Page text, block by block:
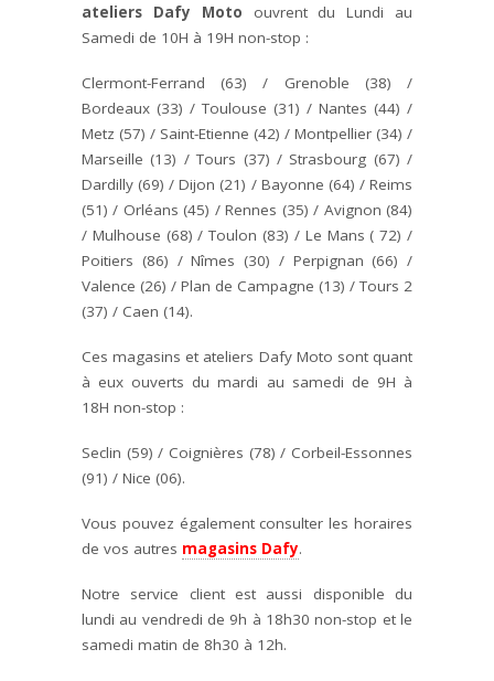
ateliers Dafy Moto ouvrent du Lundi au
Samedi de 10H à 19H non-stop :
Clermont-Ferrand (63) / Grenoble (38) /
Bordeaux (33) / Toulouse (31) / Nantes (44) /
Metz (57) / Saint-Etienne (42) / Montpellier (34) /
Marseille (13) / Tours (37) / Strasbourg (67) /
Dardilly (69) / Dijon (21) / Bayonne (64) / Reims
(51) / Orléans (45) / Rennes (35) / Avignon (84)
/ Mulhouse (68) / Toulon (83) / Le Mans ( 72) /
Poitiers (86) / Nîmes (30) / Perpignan (66) /
Valence (26) / Plan de Campagne (13) / Tours 2
(37) / Caen (14).
Ces magasins et ateliers Dafy Moto sont quant
à eux ouverts du mardi au samedi de 9H à
18H non-stop :
Seclin (59) / Coignières (78) / Corbeil-Essonnes
(91) / Nice (06).
Vous pouvez également consulter les horaires
de vos autres magasins Dafy.
Notre service client est aussi disponible du
lundi au vendredi de 9h à 18h30 non-stop et le
samedi matin de 8h30 à 12h.